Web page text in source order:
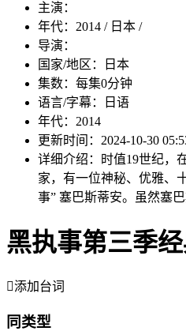
主演：
年代： 2014 / 日本 /
导演：
国家/地区：
日本
集数： 每集0分钟
语言/字幕：
日语
年代： 2014
更新时间： 2024-10-30
详细介绍：
时值19世纪，
家，有一位神秘、优雅、
事” 塞巴斯蒂安。虽然塞
黑执事第三季
添加台词
同类型